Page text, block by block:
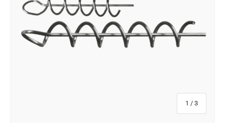
1 / från något
3